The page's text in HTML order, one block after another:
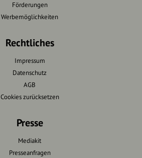
Förderungen
Werbemöglichkeiten
Rechtliches
Impressum
Datenschutz
AGB
Cookies zurücksetzen
Presse
Mediakit
Presseanfragen